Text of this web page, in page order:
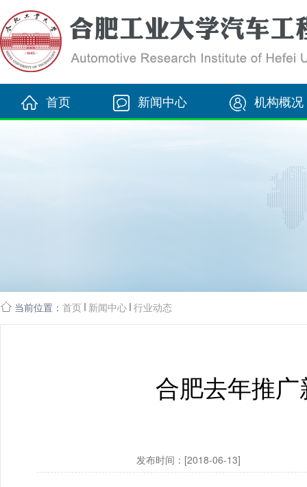
首页 新闻中心 机构概况
当前位置： 首页 新闻中心 行业动态
合肥去年推
发布时间：[2018-06-13]